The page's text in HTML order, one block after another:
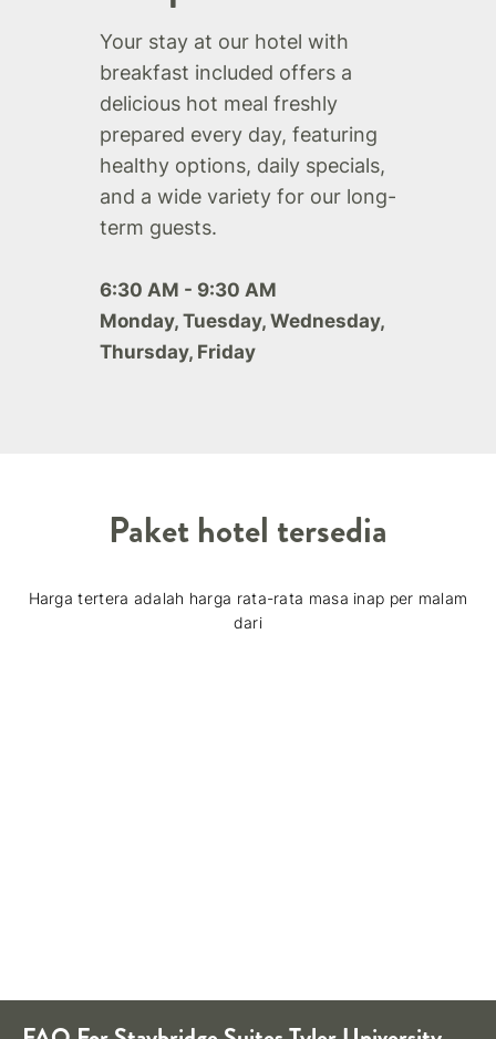
Your stay at our hotel with
breakfast included offers a
delicious hot meal freshly
prepared every day, featuring
healthy options, daily specials,
and a wide variety for our long-
term guests.
6:30 AM - 9:30 AM
Monday, Tuesday, Wednesday,
Thursday, Friday
Paket hotel tersedia
Harga tertera adalah harga rata-rata masa inap per malam
dari